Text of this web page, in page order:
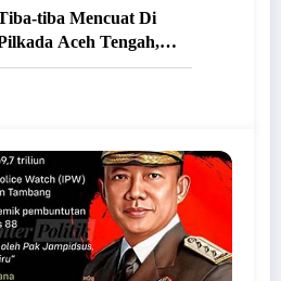
tiba Mencuat Di
Aceh Tengah,